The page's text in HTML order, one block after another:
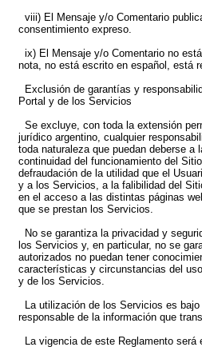
viii) El Mensaje y/o Comentario
consentimiento expreso.
ix) El Mensaje y/o Comentario no
nota, no está escrito en español, está
Exclusión de garantías y
Portal y de los Servicios
Se excluye, con toda la extensión
jurídico argentino, cualquier
toda naturaleza que puedan deberse a
continuidad del funcionamiento del
defraudación de la utilidad que el
y a los Servicios, a la falibilidad del
en el acceso a las distintas páginas
que se prestan los Servicios.
No se garantiza la privacidad y
los Servicios y, en particular, no se
autorizados no puedan tener
características y circunstancias del
y de los Servicios.
La utilización de los Servicios es
responsable de la información que
La vigencia de este Reglamento será